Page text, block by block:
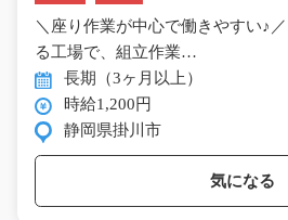
＼座り作業が中心で働きやすい♪
る工場で、組立作業…
長期（3ヶ月以上）
時給1,200円
静岡県掛川市
気になる